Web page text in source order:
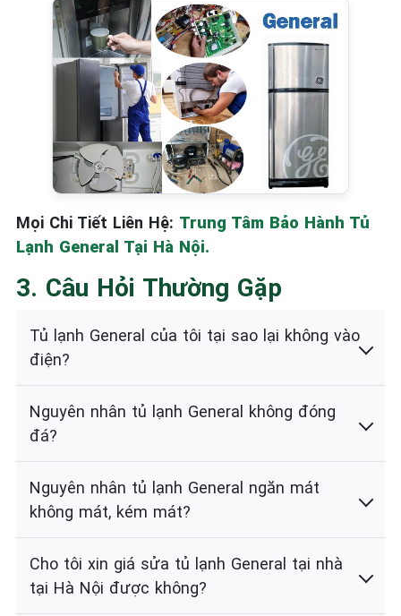
Mọi Chi Tiết Liên Hệ: Trung Tâm Bảo Hành Tủ
Lạnh General Tại Hà Nội.
3. Câu Hỏi Thường Gặp
Tủ lạnh General của tôi tại sao lại không vào
điện?
Nguyên nhân tủ lạnh General không đóng
đá?
Nguyên nhân tủ lạnh General ngăn mát
không mát, kém mát?
Cho tôi xin giá sửa tủ lạnh General tại nhà
tại Hà Nội được không?